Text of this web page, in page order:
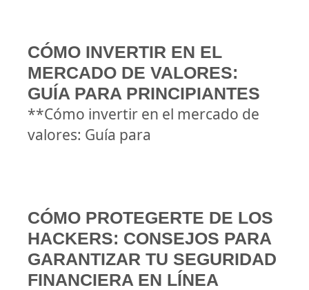
CÓMO INVERTIR EN EL
MERCADO DE VALORES:
GUÍA PARA PRINCIPIANTES
**Cómo invertir en el mercado de
valores: Guía para
CÓMO PROTEGERTE DE LOS
HACKERS: CONSEJOS PARA
GARANTIZAR TU SEGURIDAD
FINANCIERA EN LÍNEA